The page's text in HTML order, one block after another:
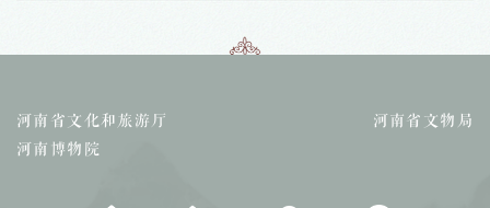
河南省文化和旅游厅
河南省文物局
河南博物院